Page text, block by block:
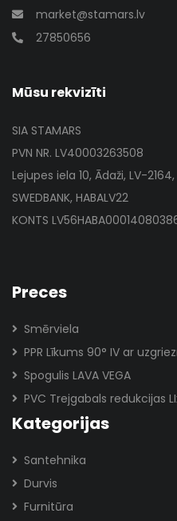
market@stamars.lv
27850656
Mūsu rekvizīti
SIA STAMARS
PVN NR. LV40003263508
Lejupes iela 10, Ādaži, LV-
SWEDBANK, HABALV22
KONTS
Preces
Smērviela
PPR Līkums 90° IV ar
Spogulis LAVA VEGA
PVC Trejgabals redukcijas
Kategorijas
Santehnika
Durvis
Furnitūra